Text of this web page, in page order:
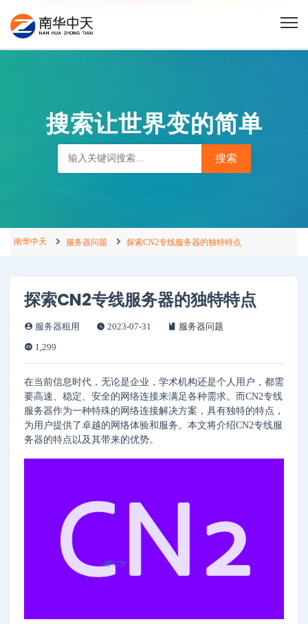
搜索让世界变的简单
南华中天 服务器问题 探索CN2专线服务器的独特特点
探索CN2专线服务器的独特特点
服务器租用 2023-07-31
服务器问题
1,299
在当前信息时代，无论是企业，学术机构还是个人用户，都需
要高速、稳定、安全的网络连接来满足各种需求。而CN2专线
服务器作为一种特殊的网络连接解决方案，具有独特的特点，
为用户提供了卓越的网络体验和服务。本文将介绍CN2专线服
务器的特点以及其带来的优势。